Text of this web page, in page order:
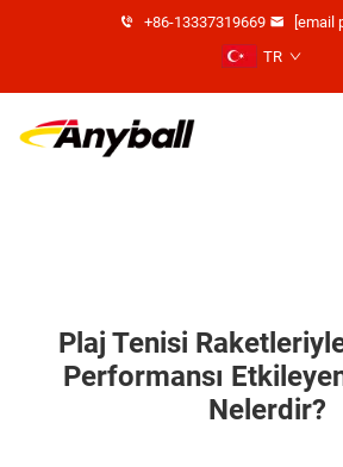
+86-13337319669
[email
TR
Plaj Tenisi
Performansı
Nelerdir?